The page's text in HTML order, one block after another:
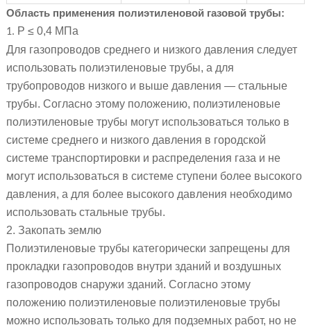
Область применения полиэтиленовой газовой трубы:
1. Р ≤ 0,4 МПа
Для газопроводов среднего и низкого давления следует
использовать полиэтиленовые трубы, а для
трубопроводов низкого и выше давления — стальные
трубы. Согласно этому положению, полиэтиленовые
полиэтиленовые трубы могут использоваться только в
системе среднего и низкого давления в городской
системе транспортировки и распределения газа и не
могут использоваться в системе ступени более высокого
давления, а для более высокого давления необходимо
использовать стальные трубы.
2. Закопать землю
Полиэтиленовые трубы категорически запрещены для
прокладки газопроводов внутри зданий и воздушных
газопроводов снаружи зданий. Согласно этому
положению полиэтиленовые полиэтиленовые трубы
можно использовать только для подземных работ, но не